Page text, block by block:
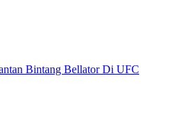
Bintang Bellator Di UFC